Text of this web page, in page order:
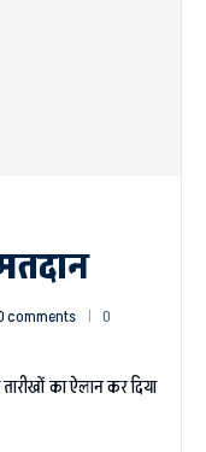
comments
0
का ऐलान कर दिया